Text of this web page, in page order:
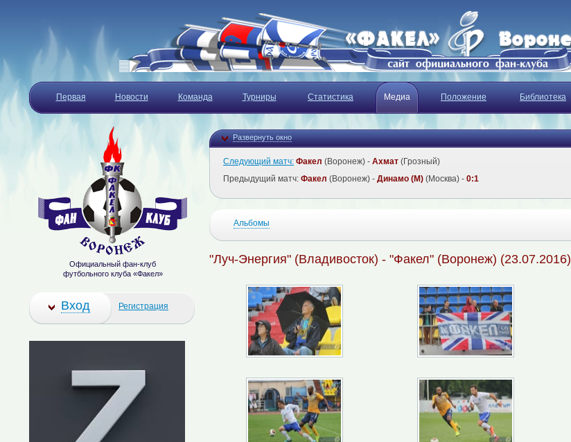
Первая Новости Команда Турниры Статистика Медиа Положение Библиотека
Развернуть окно
Следующий матч: Факел (Воронеж) - Ахмат (Грозный)
Предыдущий матч: Факел (Воронеж) - Динамо (М) (Москва) - 0:1
Альбомы
"Луч-Энергия" (Владивосток) - "Факел" (Воронеж) (23.07.2016)
Официальный фан-клуб
футбольного клуба «Факел»
Вход Регистрация